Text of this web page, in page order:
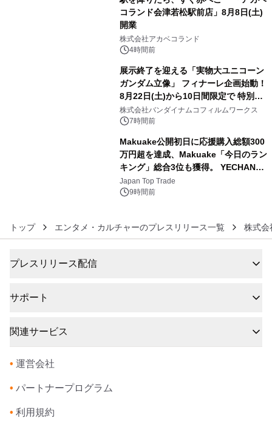
コランド会津若松駅前店」8月8日(土)
開業
株式会社アカベコランド
4時間前
展示終了を迎える「実物大ユニコーン
ガンダム立像」 フィナーレ企画始動！
8月22日(土)から10日間限定で 特別映
像『UNICORN GUNDAM Statue ―
BEYOND POSSIBILITY ―』を上映！
株式会社バンダイナムコフィルムワークス
7時間前
Makuake公開初日に応援購入総額300
万円超を達成、Makuake「今日のラン
キング」総合3位も獲得。 YECHAN音
浴シンギングボウル第2弾の大型サイ
ズ（XL・2XL・3XL）を先行販売中
Japan Top Trade
9時間前
トップ エンタメ・カルチャーのプレスリリース一覧 株式会
プレスリリース配信
サポート
関連サービス
• 運営会社
• パートナープログラム
• 利用規約